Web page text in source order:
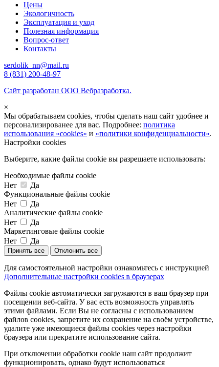
Цены
Экологичность
Эксплуатация и уход
Полезная информация
Вопрос-ответ
Контакты
serdolik_nn@mail.ru
8 (831) 200-48-97
Сайт разработан ООО Вебразработка.
×
Мы обрабатываем cookies, чтобы сделать наш сайт удобнее и
персонализированее для вас. Подробнее: политика
использования «cookies» и «политики конфиденциальности».
Настройки cookies
Выберите, какие файлы cookie вы разрешаете использовать:
Необходимые файлы cookie
Нет
Да
Функциональные файлы cookie
Нет
Да
Аналитические файлы cookie
Нет
Да
Маркетинговые файлы cookie
Нет
Да
Принять все Отклонить все
Для самостоятельной настройки ознакомьтесь с инструкцией
Дополнительные настройки cookies в браузерах
Файлы cookie автоматически загружаются в ваш браузер при
посещении веб-сайта. У вас есть возможность управлять
этими файлами. Если Вы не согласны с использованием
файлов cookies, запретите их сохранение на своём устройстве,
удалите уже имеющиеся файлы cookies через настройки
браузера или прекратите использование сайта.
При отключении обработки cookie наш сайт продолжит
функционировать, однако будут использоваться